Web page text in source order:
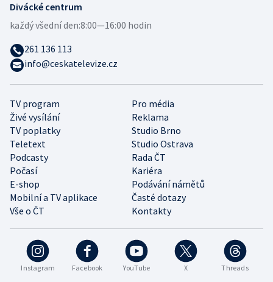
Instagram Facebook YouTube X Threads
TV program
Pro média
Živé vysílání
Reklama
TV poplatky
Studio Brno
Teletext
Studio Ostrava
Podcasty
Rada ČT
Počasí
Kariéra
E-shop
Podávání námětů
Mobilní a TV aplikace
Časté dotazy
Vše o ČT
Kontakty
Divácké centrum
každý všední den:8:00—16:00 hodin
261 136 113
info@ceskatelevize.cz